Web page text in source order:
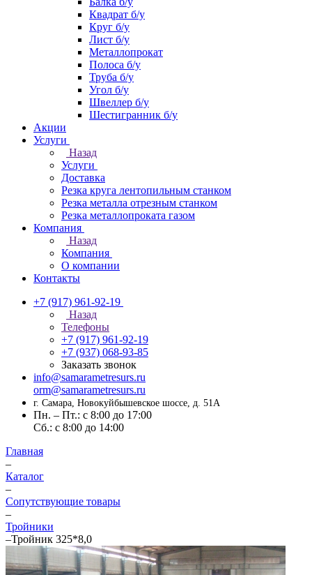
Квадрат б/у
Круг б/у
Лист б/у
Металлопрокат
Полоса б/у
Труба б/у
Угол б/у
Швеллер б/у
Шестигранник б/у
Акции
Услуги
Назад
Услуги
Доставка
Резка круга лентопильным станком
Резка металла отрезным станком
Резка металлопроката газом
Компания
Назад
Компания
О компании
Контакты
+7 (917) 961-92-19
Назад
Телефоны
+7 (917) 961-92-19
+7 (937) 068-93-85
Заказать звонок
info@samarametresurs.ru
orm@samarametresurs.ru
г. Самара, Новокуйбышевское шоссе, д. 51А
Пн. – Пт.: с 8:00 до 17:00
Cб.: с 8:00 до 14:00
Главная
–
Каталог
–
Сопутствующие товары
–
Тройники
–Тройник 325*8,0